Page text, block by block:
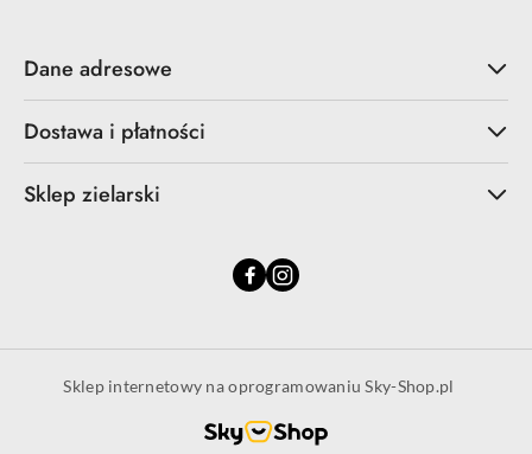
Dane adresowe
Dostawa i płatności
Sklep zielarski
Sklep internetowy na oprogramowaniu Sky-Shop.pl